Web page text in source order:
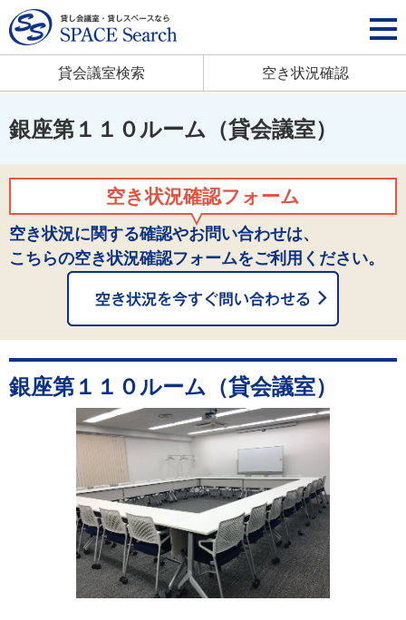
貸会議室検索 空き状況確認
銀座第１１０ルーム（貸会議室）
空き状況確認フォーム
空き状況に関する確認やお問い合わせは、
こちらの空き状況確認フォームをご利用ください。
銀座第１１０ルーム（貸会議室）